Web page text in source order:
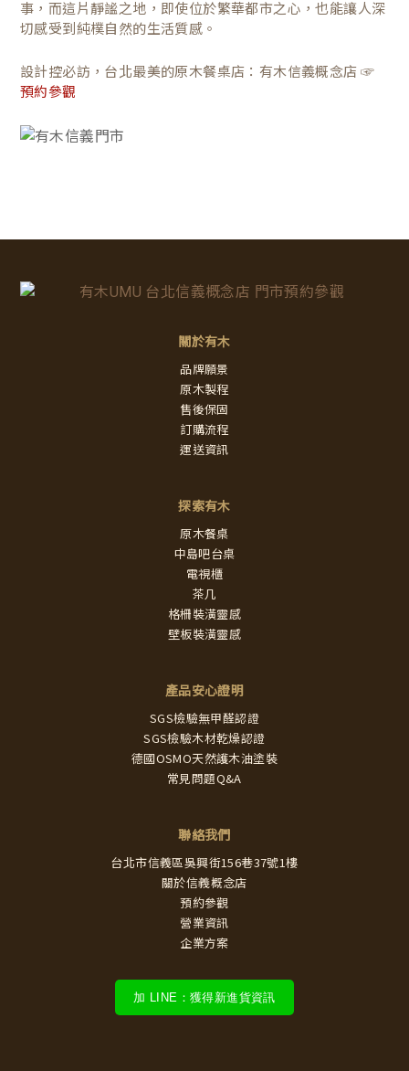
事，而這片靜謐之地，即使位於繁華都市之心，也能讓人深
切感受到純樸自然的生活質感。
設計控必訪，台北最美的原木餐桌店：有木信義概念店 ☞
預約參觀
關於有木
品牌願景
原木製程
售後保固
訂購流程
運送資訊
探索有木
原木餐桌
中島吧台桌
電視櫃
茶几
格柵裝潢靈感
壁板裝潢靈感
產品安心證明
SGS檢驗無甲醛認證
SGS檢驗木材乾燥認證
德國OSMO天然護木油塗裝
常見問題Q&A
聯絡我們
台北市信義區吳興街156巷37號1樓
關於信義概念店
預約參觀
營業資訊
企業方案
加 LINE：獲得新進貨資訊